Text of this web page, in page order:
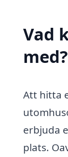
Vad
med?
Att hitta
erbjuda
plats.